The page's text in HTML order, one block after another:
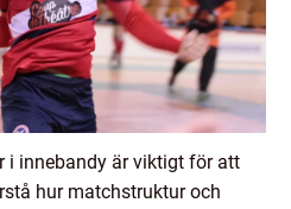
i innebandy är viktigt för att
hur matchstruktur och